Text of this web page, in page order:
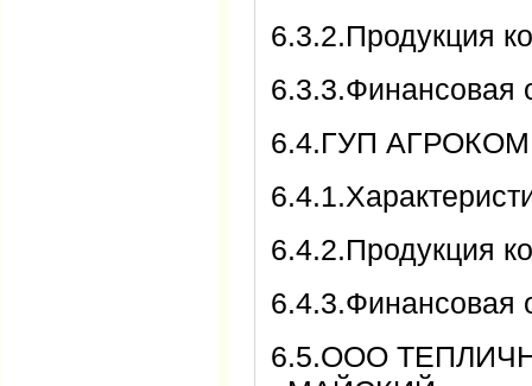
6.3.2.Продукция
6.3.3.Финансовая
6.4.ГУП
6.4.2.Продукция
6.4.3.Финансовая
6.5.ООО